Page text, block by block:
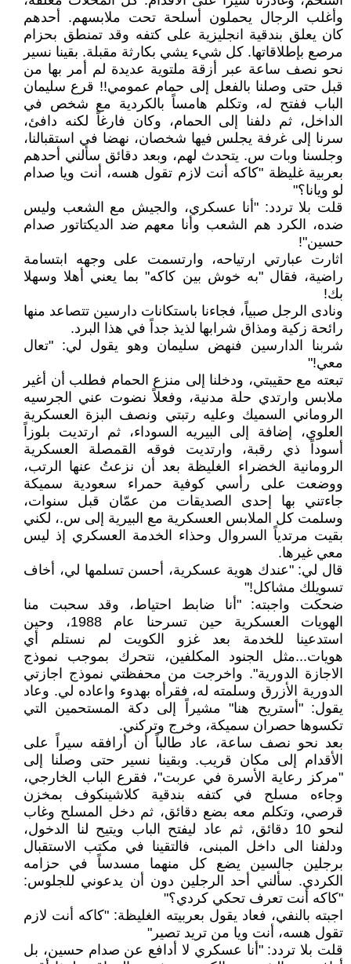
وأغلب الرجال يحملون أسلحة تحت ملابسهم. أحدهم
كان يعلق بندقية انجليزية على كتفه وقد تمنطق بحزام
مرصع بإطلاقاتها. كل شيء يشي بكارثة مقبلة. بقينا نسير
نحو نصف ساعة عبر أزقة ملتوية عديدة لم أمر بها من
قبل حتى وصلنا بالفعل إلى حمام عمومي!! قرع سليمان
الباب ففتح له، وتكلم هامساً بالكردية مع شخص في
الداخل، ثم دلفنا إلى الحمام، وكان فارغاً لكنه دافئ،
سرنا إلى غرفة يجلس فيها شخصان، نهضا في استقبالنا،
وجلسنا وبات س. يتحدث لهم، وبعد دقائق سألني أحدهم
بعربية غليظة "كاكه أنت لازم تقول هسه، أنت ويا صدام
لو ويانا؟"
قلت بلا تردد: "أنا عسكري، والجيش مع الشعب وليس
ضده، الكرد هم الشعب وأنا معهم ضد الديكتاتور صدام
حسين"!
اثارت عبارتي ارتياحه، وارتسمت على وجهه ابتسامة
راضية، فقال "به خوش بين كاكه" بما يعني أهلا وسهلا
بك!
ونادى الرجل صبياً، فجاءنا باستكانات دارسين تتصاعد منها
رائحة زكية ومذاق شرابها لذيذ جداً في هذا البرد.
شربنا الدارسين فنهض سليمان وهو يقول لي: "تعال
معي!"
تبعته مع حقيبتي، ودخلنا إلى منزع الحمام فطلب أن أغير
ملابس وارتدي حلة مدنية، وفعلاً نضوت عني الجرسيه
الروماني السميك وعليه رتبتي ونصف البزة العسكرية
العلوي، إضافة إلى البيريه السوداء، ثم ارتديت بلوزاً
أسوداً ذي رقبة، وارتديت فوقه القمصلة العسكرية
الرومانية الخضراء الغليظة بعد أن نزعتُ عنها الرتب،
ووضعت على رأسي كوفية حمراء سعودية سميكة
جاءتني بها إحدى الصديقات من عمّان قبل سنوات،
وسلمت كل الملابس العسكرية مع البيرية إلى س.، لكني
بقيت مرتدياً السروال وحذاء الخدمة العسكري إذ ليس
معي غيرها.
قال لي: "عندك هوية عسكرية، أحسن تسلمها لي، أخاف
تسويلك مشاكل!"
ضحكت واجبته: "أنا ضابط احتياط، وقد سحبت منا
الهويات العسكرية حين تسرحنا عام 1988، وحين
استدعينا للخدمة بعد غزو الكويت لم نستلم أي
هويات...مثل الجنود المكلفين، نتحرك بموجب نموذج
الاجازة الدورية". واخرجت من محفظتي نموذج اجازتي
الدورية الأزرق وسلمته له، فقرأه بهدوء واعاده لي. وعاد
يقول: "أستريح هنا" مشيراً إلى دكة المستحمين التي
تكسوها حصران سميكة، وخرج وتركني.
بعد نحو نصف ساعة، عاد طالباً أن أرافقه سيراً على
الأقدام إلى مكان قريب. وبقينا نسير حتى وصلنا إلى
"مركز رعاية الأسرة في عربت"، فقرع الباب الخارجي،
وجاءه مسلح في كتفه بندقية كلاشينكوف بمخزن
قرصي، وتكلم معه بضع دقائق، ثم دخل المسلح وغاب
لنحو 10 دقائق، ثم عاد ليفتح الباب ويتيح لنا الدخول،
ودلفنا الى داخل المبنى، فالتقينا في مكتب الاستقبال
برجلين جالسين يضع كل منهما مسدساً في حزامه
الكردي. سألني أحد الرجلين دون أن يدعوني للجلوس:
"كاكه أنت تعرف تحكي كردي؟"
اجبته بالنفي، فعاد يقول بعربيته الغليظة: "كاكه أنت لازم
تقول هسه، أنت ويا من تريد تصير"
قلت بلا تردد: "أنا عسكري لا أدافع عن صدام حسين، بل